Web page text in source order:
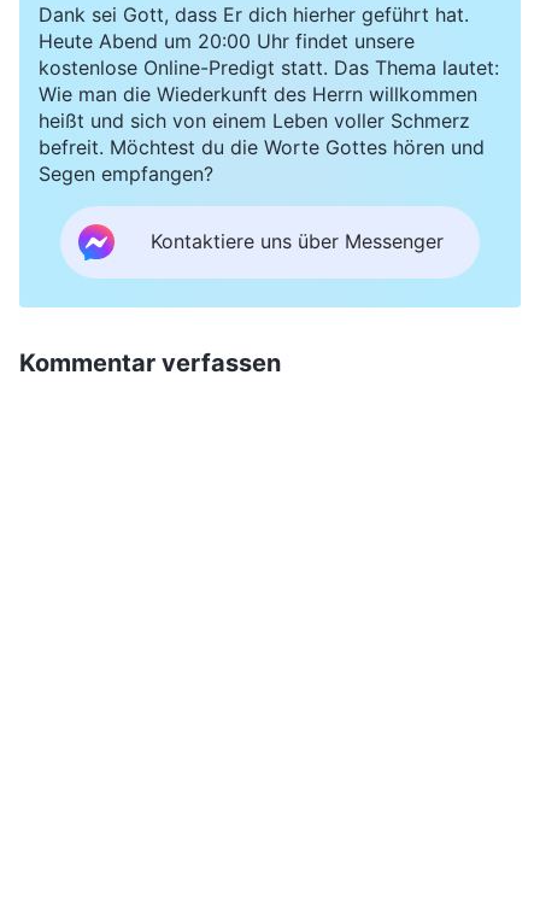
Dank sei Gott, dass Er dich hierher geführt hat.
Heute Abend um 20:00 Uhr findet unsere
kostenlose Online-Predigt statt. Das Thema lautet:
Wie man die Wiederkunft des Herrn willkommen
heißt und sich von einem Leben voller Schmerz
befreit. Möchtest du die Worte Gottes hören und
Segen empfangen?
Kontaktiere uns über Messenger
Kommentar verfassen